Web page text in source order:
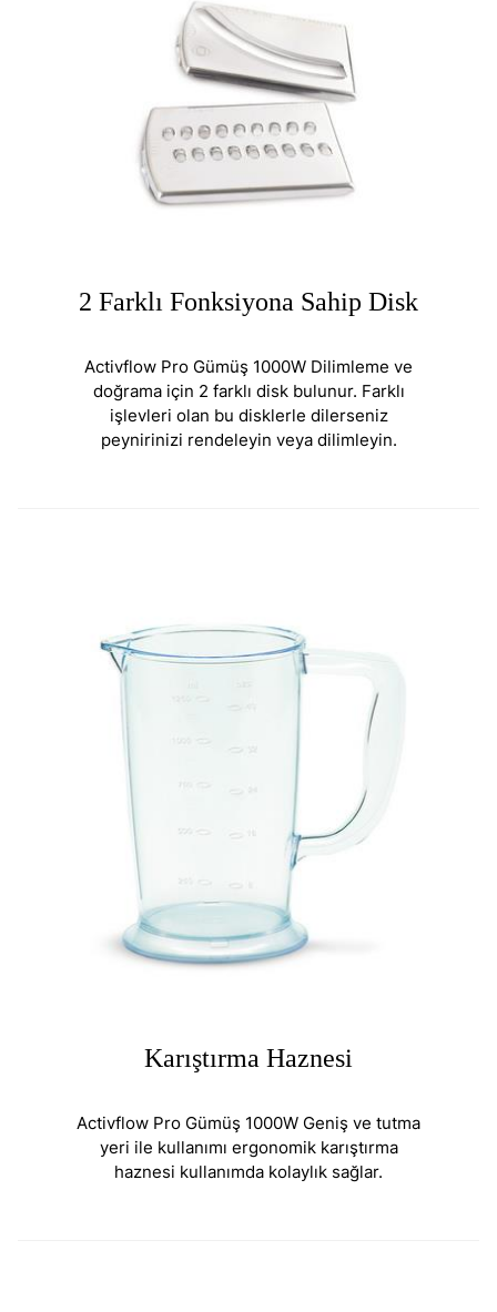
2 Farklı Fonksiyona Sahip Disk
Activflow Pro Gümüş 1000W Dilimleme ve
doğrama için 2 farklı disk bulunur. Farklı
işlevleri olan bu disklerle dilerseniz
peynirinizi rendeleyin veya dilimleyin.
Karıştırma Haznesi
Activflow Pro Gümüş 1000W Geniş ve tutma
yeri ile kullanımı ergonomik karıştırma
haznesi kullanımda kolaylık sağlar.